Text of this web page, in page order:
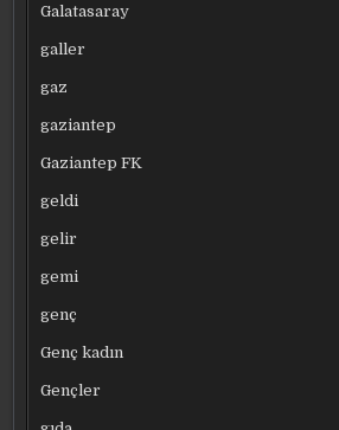
Galatasaray
galler
gaz
gaziantep
Gaziantep FK
geldi
gelir
gemi
genç
Genç kadın
Gençler